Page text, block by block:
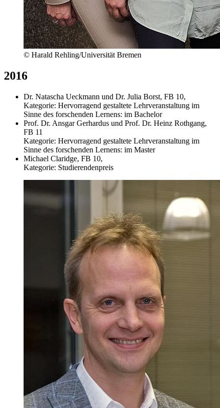
© Harald Rehling/Universität Bremen
2016
Dr. Natascha Ueckmann und Dr. Julia Borst, FB 10,
Kategorie: Hervorragend gestaltete Lehrveranstaltung im
Sinne des forschenden Lernens: im Bachelor
Prof. Dr. Ansgar Gerhardus und Prof. Dr. Heinz Rothgang,
FB 11
Kategorie: Hervorragend gestaltete Lehrveranstaltung im
Sinne des forschenden Lernens: im Master
Michael Claridge, FB 10,
Kategorie: Studierendenpreis